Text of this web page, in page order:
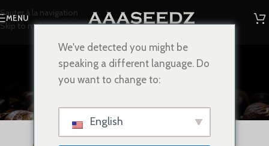
Sauter à la navigation
Skip to main content
MENU
Mentions Légales
Accueil /Mentions Légales
We've detected you might be
speaking a different language. Do
you want to change to:
English